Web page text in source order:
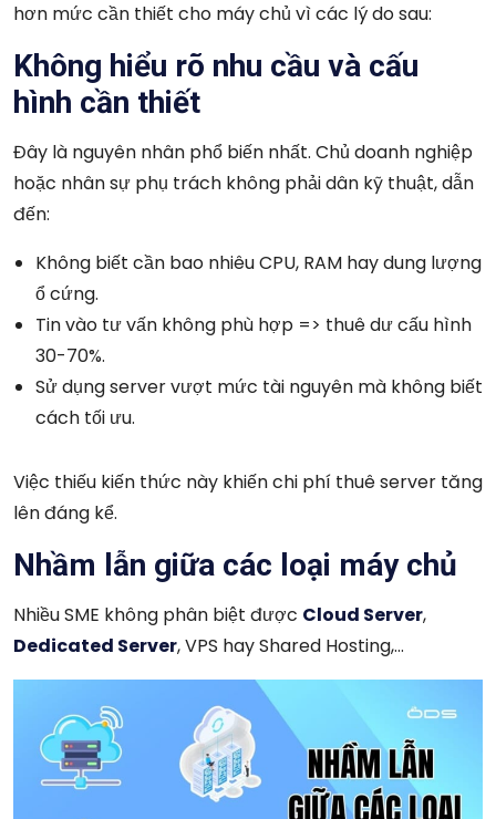
hơn mức cần thiết cho máy chủ vì các lý do sau:
Không hiểu rõ nhu cầu và cấu
hình cần thiết
Đây là nguyên nhân phổ biến nhất. Chủ doanh nghiệp
hoặc nhân sự phụ trách không phải dân kỹ thuật, dẫn
đến:
Không biết cần bao nhiêu CPU, RAM hay dung lượng
ổ cứng.
Tin vào tư vấn không phù hợp => thuê dư cấu hình
30-70%.
Sử dụng server vượt mức tài nguyên mà không biết
cách tối ưu.
Việc thiếu kiến thức này khiến chi phí thuê server tăng
lên đáng kể.
Nhầm lẫn giữa các loại máy chủ
Nhiều SME không phân biệt được Cloud Server,
Dedicated Server, VPS hay Shared Hosting,…